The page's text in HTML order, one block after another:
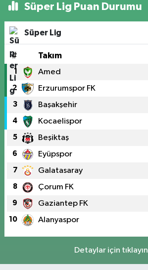
Süper Lig Puan Durumu
Süper Lig
# Takım
1 Amed
2 Erzurumspor FK
3 Başakşehir
4 Kocaelispor
5 Beşiktaş
6 Eyüpspor
7 Galatasaray
8 Çorum FK
9 Gaziantep FK
10 Alanyaspor
Detaylar için tıklayın